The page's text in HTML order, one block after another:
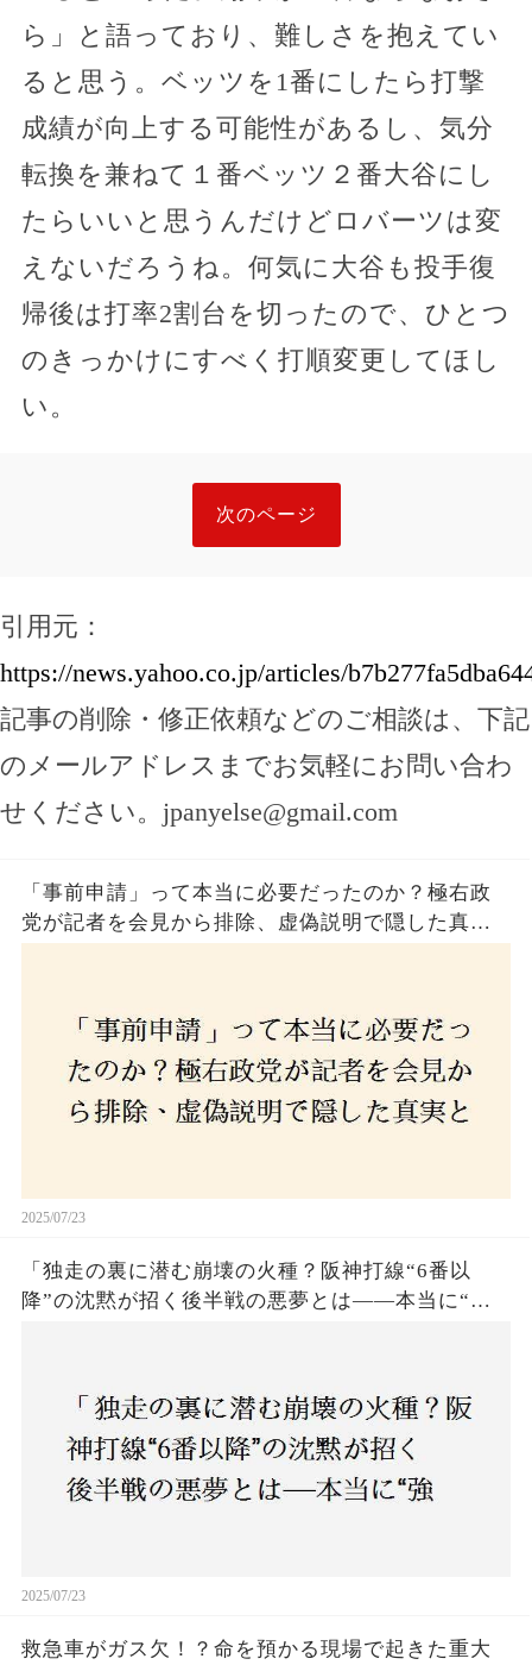
ら」と語っており、難しさを抱えてい
ると思う。ベッツを1番にしたら打撃
成績が向上する可能性があるし、気分
転換を兼ねて１番ベッツ２番大谷にし
たらいいと思うんだけどロバーツは変
えないだろうね。何気に大谷も投手復
帰後は打率2割台を切ったので、ひとつ
のきっかけにすべく打順変更してほし
い。
次のページ
引用元：
https://news.yahoo.co.jp/articles/
記事の削除・修正依頼などのご相談は、下記
のメールアドレスまでお気軽にお問い合わ
せください。 jpanyelse@gmail.com
「事前申請」って本当に必要だったのか？極右政
党が記者を会見から排除、虚偽説明で隠した真実
2025/07/23
「独走の裏に潜む崩壊の火種？阪神打線“6番以
降”の沈黙が招く後半戦の悪夢とは——本当に“強
2025/07/23
救急車がガス欠！？命を預かる現場で起きた重大